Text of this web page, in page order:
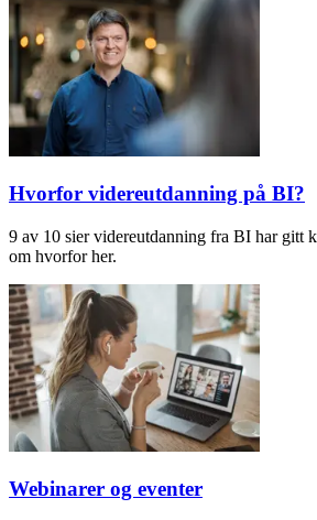
Hvorfor videreutdanning på BI?
9 av 10 sier videreutdanning fra BI har gitt
om hvorfor her.
Webinarer og eventer